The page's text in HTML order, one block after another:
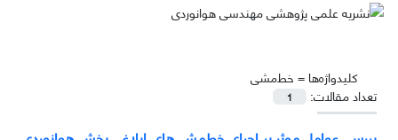
کلیدواژه‌ها = خط‌مشی‌
تعداد مقالات:
1